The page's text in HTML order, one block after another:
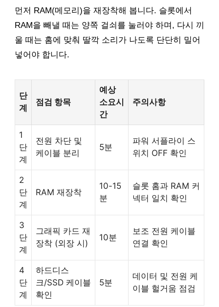
먼저 RAM(메모리)을 재장착해 봅니다. 슬롯에서
RAM을 빼낼 때는 양쪽 걸쇠를 눌러야 하며, 다시 끼
울 때는 홈에 맞춰 딸깍 소리가 나도록 단단히 밀어
넣어야 합니다.
단
계
점검 항목
예상
소요시
간
주의사항
1
단
계
전원 차단 및
케이블 분리
5분
파워 서플라이 스
위치 OFF 확인
2
단
계
RAM 재장착
10-15
분
슬롯 홈과 RAM 커
넥터 일치 확인
3
단
계
그래픽 카드 재
장착 (외장 시)
10분
보조 전원 케이블
연결 확인
4
단
계
하드디스
크/SSD 케이블
확인
5분
데이터 및 전원 케
이블 헐거움 점검